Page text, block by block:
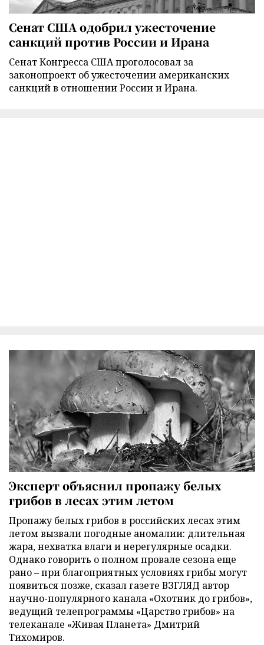
Сенат США одобрил ужесточение
санкций против России и Ирана
Сенат Конгресса США проголосовал за
законопроект об ужесточении американских
санкций в отношении России и Ирана.
Эксперт объяснил пропажу белых
грибов в лесах этим летом
Пропажу белых грибов в российских лесах этим
летом вызвали погодные аномалии: длительная
жара, нехватка влаги и нерегулярные осадки.
Однако говорить о полном провале сезона еще
рано – при благоприятных условиях грибы могут
появиться позже, сказал газете ВЗГЛЯД автор
научно-популярного канала «Охотник до грибов»,
ведущий телепрограммы «Царство грибов» на
телеканале «Живая Планета» Дмитрий
Тихомиров.